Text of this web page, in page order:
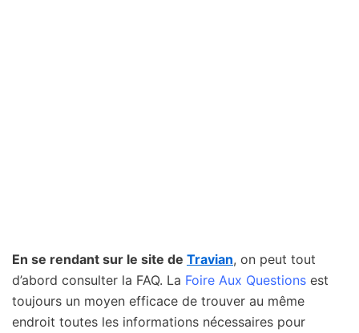
En se rendant sur le site de Travian, on peut tout
d’abord consulter la FAQ. La Foire Aux Questions est
toujours un moyen efficace de trouver au même
endroit toutes les informations nécessaires pour